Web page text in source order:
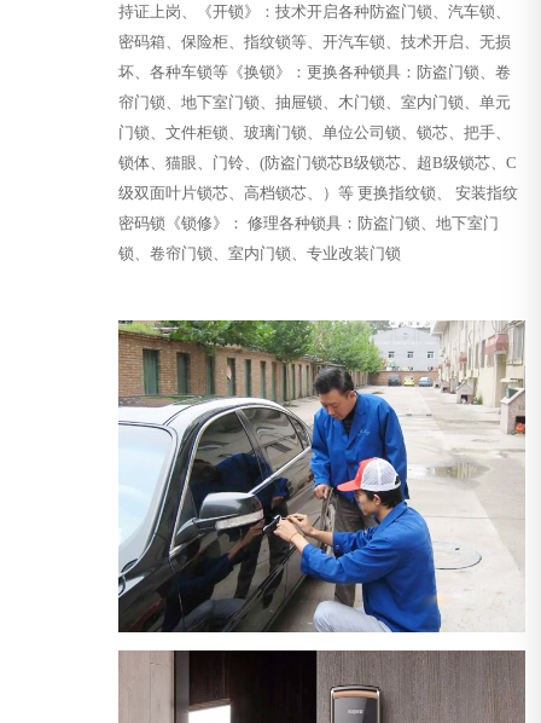
持证上岗、《开锁》：技术开启各种防盗门锁、汽车锁、
密码箱、保险柜、指纹锁等、开汽车锁、技术开启、无损
坏、各种车锁等《换锁》：更换各种锁具：防盗门锁、卷
帘门锁、地下室门锁、抽屉锁、木门锁、室内门锁、单元
门锁、文件柜锁、玻璃门锁、单位公司锁、锁芯、把手、
锁体、猫眼、门铃、(防盗门锁芯B级锁芯、超B级锁芯、C
级双面叶片锁芯、高档锁芯、）等 更换指纹锁、 安装指纹
密码锁《锁修》： 修理各种锁具：防盗门锁、地下室门
锁、卷帘门锁、室内门锁、专业改装门锁